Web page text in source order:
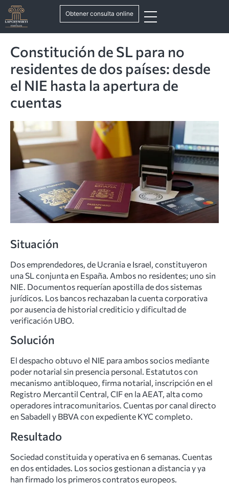
Obtener consulta online
Constitución de SL para no
residentes de dos países: desde
el NIE hasta la apertura de
cuentas
Situación
Dos emprendedores, de Ucrania e Israel, constituyeron
una SL conjunta en España. Ambos no residentes; uno sin
NIE. Documentos requerían apostilla de dos sistemas
jurídicos. Los bancos rechazaban la cuenta corporativa
por ausencia de historial crediticio y dificultad de
verificación UBO.
Solución
El despacho obtuvo el NIE para ambos socios mediante
poder notarial sin presencia personal. Estatutos con
mecanismo antibloqueo, firma notarial, inscripción en el
Registro Mercantil Central, CIF en la AEAT, alta como
operadores intracomunitarios. Cuentas por canal directo
en Sabadell y BBVA con expediente KYC completo.
Resultado
Sociedad constituida y operativa en 6 semanas. Cuentas
en dos entidades. Los socios gestionan a distancia y ya
han firmado los primeros contratos europeos.